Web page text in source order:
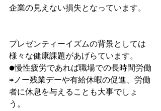
企業の見えない損失となっています。
プレゼンティーイズムの背景としては
様々な健康課題があげらています。
●慢性疲労であれば職場での長時間労働
→ノー残業デーや有給休暇の促進、労働
者に休息を与えることも大事でしょ
う。